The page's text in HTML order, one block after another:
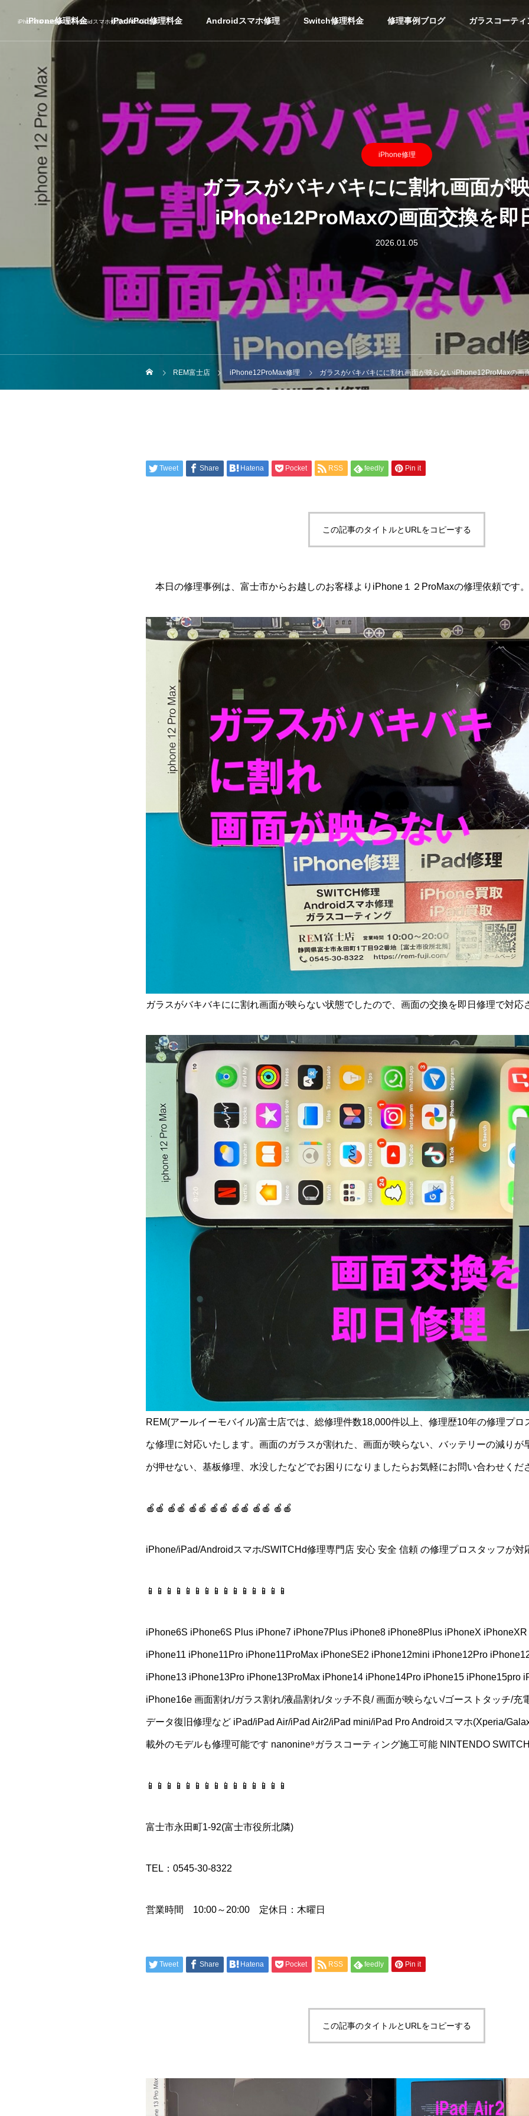
iPhone/iPad/switch/Androidスマホ修理のREM富士店
iPhone修理料金 iPad/iPod修理料金 Androidスマホ修理 Switch修理料金 修理事例ブログ ガラスコーティ
iPhone修理
ガラスがバキバキにに割れ画面が
iPhone12ProMaxの画面交換を即
2026.01.05
REM富士店 iPhone12ProMax修理 ガラスがバキバキにに割れ画面が映らないiPhone12ProMaxの画
Tweet Share Hatena Pocket RSS feedly Pin it
この記事のタイトルとURLをコピーする
本日の修理事例は、富士市からお越しのお客様よりiPhone１２ProMaxの修理依頼です。
ガラスがバキバキにに割れ画面が映らない状態でしたので、画面の交換を即日修理で対応
REM(アールイーモバイル)富士店では、総修理件数18,000件以上、修理歴10年の修理プ
な修理に対応いたします。画面のガラスが割れた、画面が映らない、バッテリーの減りが
が押せない、基板修理、水没したなどでお困りになりましたらお気軽にお問い合わせくだ
🍎🍎 🍎🍎 🍎🍎 🍎🍎 🍎🍎 🍎🍎 🍎🍎
iPhone/iPad/Androidスマホ/SWITCHd修理専門店 安心 安全 信頼 の修理プロスタッフが対
📱📱📱📱📱📱📱📱📱📱📱📱📱📱📱
iPhone6S iPhone6S Plus iPhone7 iPhone7Plus iPhone8 iPhone8Plus iPhoneX
iPhone11 iPhone11Pro iPhone11ProMax iPhoneSE2 iPhone12mini iPhone12Pro
iPhone13 iPhone13Pro iPhone13ProMax iPhone14 iPhone14Pro iPhone15 iPhone15pro
iPhone16e 画面割れ/ガラス割れ/液晶割れ/タッチ不良/ 画面が映らない/ゴーストタッチ/充
データ復旧修理など iPad/iPad Air/iPad Air2/iPad mini/iPad Pro Androidスマホ(Xperia/
載外のモデルも修理可能です nanonine⁹ガラスコーティング施工可能 NINTENDO
📱📱📱📱📱📱📱📱📱📱📱📱📱📱📱
富士市永田町1-92(富士市役所北隣)
TEL：0545-30-8322
営業時間 10:00～20:00 定休日：木曜日
Tweet Share Hatena Pocket RSS feedly Pin it
この記事のタイトルとURLをコピーする